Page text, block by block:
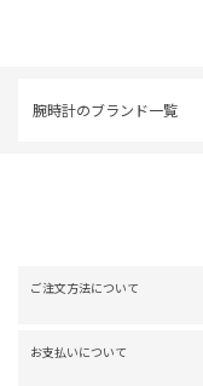
腕時計のブランド一覧
ご注文方法について
お支払いについて